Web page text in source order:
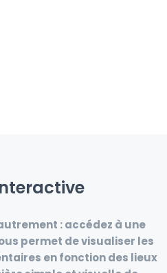
:accédez à une
permet de visualiser les
en fonction des lieux